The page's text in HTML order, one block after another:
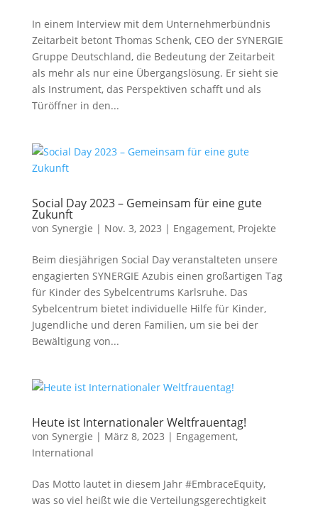
In einem Interview mit dem Unternehmerbündnis
Zeitarbeit betont Thomas Schenk, CEO der SYNERGIE
Gruppe Deutschland, die Bedeutung der Zeitarbeit
als mehr als nur eine Übergangslösung. Er sieht sie
als Instrument, das Perspektiven schafft und als
Türöffner in den...
Social Day 2023 – Gemeinsam für eine gute
Zukunft
von Synergie | Nov. 3, 2023 | Engagement, Projekte
Beim diesjährigen Social Day veranstalteten unsere
engagierten SYNERGIE Azubis einen großartigen Tag
für Kinder des Sybelcentrums Karlsruhe. Das
Sybelcentrum bietet individuelle Hilfe für Kinder,
Jugendliche und deren Familien, um sie bei der
Bewältigung von...
Heute ist Internationaler Weltfrauentag!
von Synergie | März 8, 2023 | Engagement,
International
Das Motto lautet in diesem Jahr #EmbraceEquity,
was so viel heißt wie die Verteilungsgerechtigkeit